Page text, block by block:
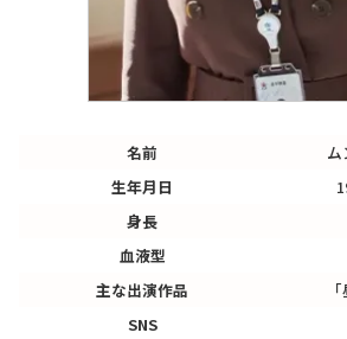
名前
ム
生年月日
身長
血液型
主な出演作品
SNS